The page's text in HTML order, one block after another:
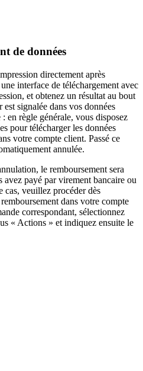
de données
directement après
interface de téléchargement avec
et obtenez un résultat au bout
signalée dans vos données
en règle générale, vous disposez
pour télécharger les données
votre compte client. Passé ce
annulée.
le remboursement sera
payé par virement bancaire ou
cas, veuillez procéder dès
dans votre compte
correspondant, sélectionnez
« Actions » et indiquez ensuite le